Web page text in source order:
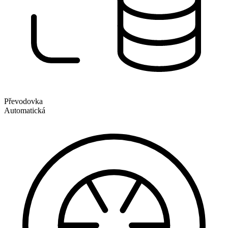
Převodovka
Automatická